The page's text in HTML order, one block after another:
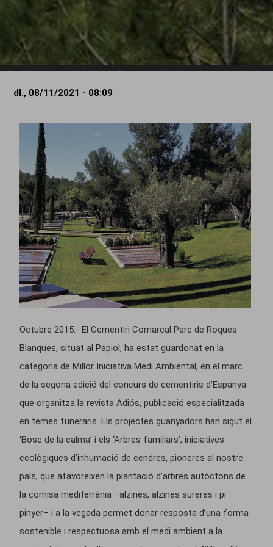
dl., 08/11/2021 - 08:09
Octubre 2015.- El Cementiri Comarcal Parc de Roques
Blanques, situat al Papiol, ha estat guardonat en la
categoria de Millor Iniciativa Medi Ambiental, en el marc
de la segona edició del concurs de cementiris d’Espanya
que organitza la revista Adiós, publicació especialitzada
en temes funeraris. Els projectes guanyadors han sigut el
‘Bosc de la calma’ i els ‘Arbres familiars’, iniciatives
ecològiques d’inhumació de cendres, pioneres al nostre
país, que afavoreixen la plantació d’arbres autòctons de
la cornisa mediterrània –alzines, alzines sureres i pi
pinyer– i a la vegada permet donar resposta d’una forma
sostenible i respectuosa amb el medi ambient a la